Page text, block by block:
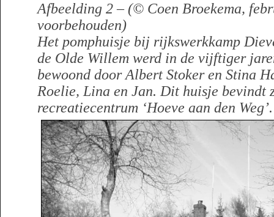
Afbeelding 2 – (© Coen Broekema,
voorbehouden)
Het pomphuisje bij rijkswerkkamp
de Olde Willem werd in de vijftiger
bewoond door Albert Stoker en Stina
Roelie, Lina en Jan. Dit huisje bevindt
recreatiecentrum ‘Hoeve aan den Weg’.